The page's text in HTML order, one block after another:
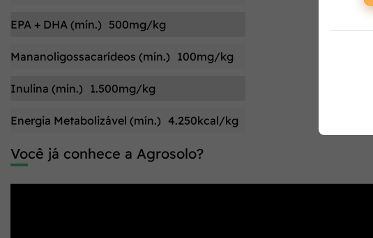
EPA + DHA (mín.) 500mg/kg
Mananoligossacarídeos (mín.) 100mg/kg
Inulina (mín.) 1.500mg/kg
Energia Metabolizável (mín.) 4.250kcal/kg
Você já conhece a Agrosolo?